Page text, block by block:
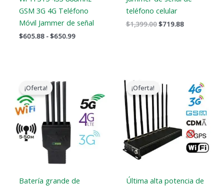
GSM 3G 4G Teléfono
Móvil Jammer de señal
$605.88 -$650.99
teléfono celular
$1,399.00$719.88
¡Oferta!
Batería grande de
precio
original
era:
$1,199.00.
es:
$735.99.
¡Oferta!
Última alta potencia de
precio
original
era:
$1,399.00.
precio
actual
es:
$719.89.